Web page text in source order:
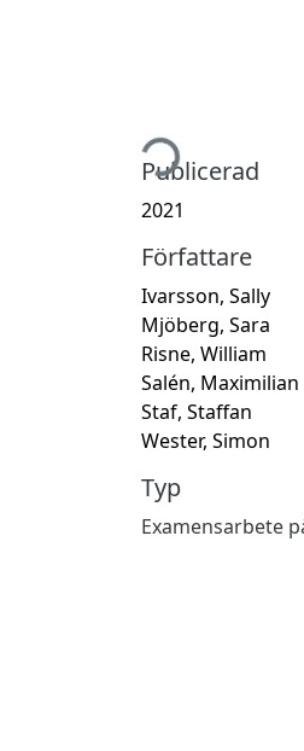
Hämtar...
Publicerad
2021
Författare
Ivarsson, Sally
Mjöberg, Sara
Risne, William
Salén, Maximilian
Staf, Staffan
Wester, Simon
Typ
Examensarbete